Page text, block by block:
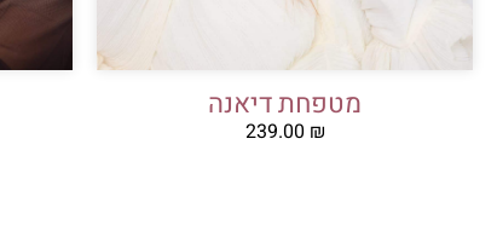
מטפחת דיאנה
239.00 ₪